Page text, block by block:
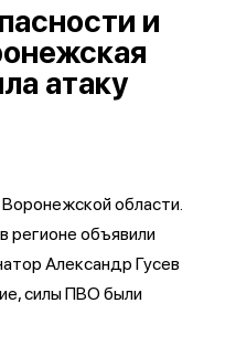
и
атаку
области.
регионе объявили
Александр Гусев
силы ПВО были